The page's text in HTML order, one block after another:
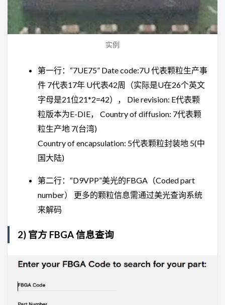
实例
第一行：“7UE75” Date code:7U 代表颗粒生产事
件 7代表17年 U代表42周（实际是U在26个英文
字母是21位21*2=42）， Die revision: E代表颗
粒版本为E-DIE， Country of diffusion: 7代表颗
粒生产地 7(台湾)
Country of encapsulation: 5代表颗粒封装地 5(中
国大陆)
第二行：“D9VPP”美光的FBGA（Coded part
number） 更多的颗粒信息需通过美光查询系统
来解码
2) 官方 FBGA 信息查询